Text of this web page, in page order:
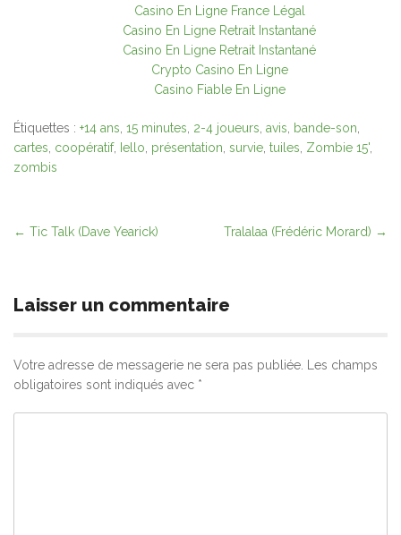
Casino En Ligne France Légal
Casino En Ligne Retrait Instantané
Casino En Ligne Retrait Instantané
Crypto Casino En Ligne
Casino Fiable En Ligne
Étiquettes : +14 ans 15 minutes 2-4 joueurs avis bande-son
cartes coopératif, Iello présentation survie tuiles Zombie 15'
zombis
Post
← Tic Talk (Dave Yearick) Tralalaa (Frédéric Morard) →
Laisser un commentaire
Votre adresse de messagerie ne sera pas publiée.
Les champs
obligatoires sont indiqués avec *